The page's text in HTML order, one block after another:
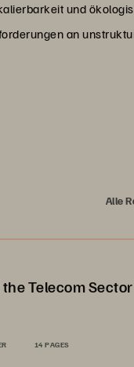
und
an
Alle
Telecom Sector
14 PAGES